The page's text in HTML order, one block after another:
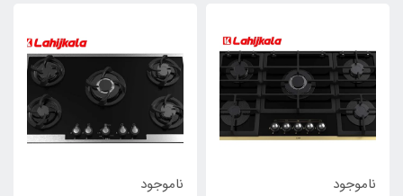
ناموجود ناموجود